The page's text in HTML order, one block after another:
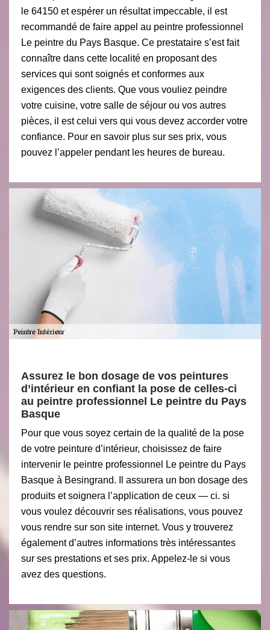
le 64150 et espérer un résultat impeccable, il est
recommandé de faire appel au peintre professionnel
Le peintre du Pays Basque. Ce prestataire s’est fait
connaître dans cette localité en proposant des
services qui sont soignés et conformes aux
exigences des clients. Que vous vouliez peindre
votre cuisine, votre salle de séjour ou vos autres
pièces, il est celui vers qui vous devez accorder votre
confiance. Pour en savoir plus sur ses prix, vous
pouvez l’appeler pendant les heures de bureau.
Assurez le bon dosage de vos peintures
d’intérieur en confiant la pose de celles-ci
au peintre professionnel Le peintre du Pays
Basque
Pour que vous soyez certain de la qualité de la pose
de votre peinture d’intérieur, choisissez de faire
intervenir le peintre professionnel Le peintre du Pays
Basque à Besingrand. Il assurera un bon dosage des
produits et soignera l’application de ceux — ci. si
vous voulez découvrir ses réalisations, vous pouvez
vous rendre sur son site internet. Vous y trouverez
également d’autres informations très intéressantes
sur ses prestations et ses prix. Appelez-le si vous
avez des questions.